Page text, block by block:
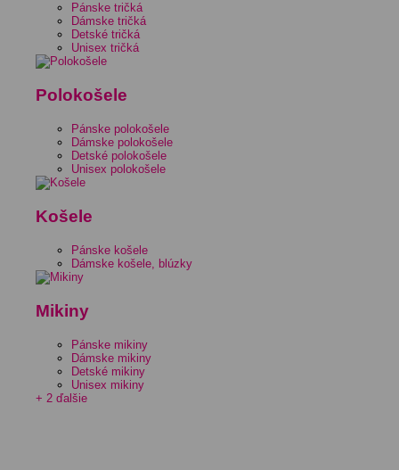
Pánske tričká
Dámske tričká
Detské tričká
Unisex tričká
Polokošele
Pánske polokošele
Dámske polokošele
Detské polokošele
Unisex polokošele
Košele
Pánske košele
Dámske košele, blúzky
Mikiny
Pánske mikiny
Dámske mikiny
Detské mikiny
Unisex mikiny
+ 2 ďalšie